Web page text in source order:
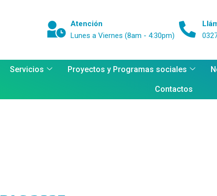
Atención
Lunes a Viernes (8am - 4:30pm)
Servicios Proyectos y Programas sociales
Contactos